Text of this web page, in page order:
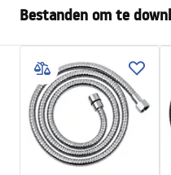
Garantie
Materiaal
Weegschaal
Producentcode
Kleur
Bestanden om te
Veiligheidsinformatie
Garantievoorwaarden